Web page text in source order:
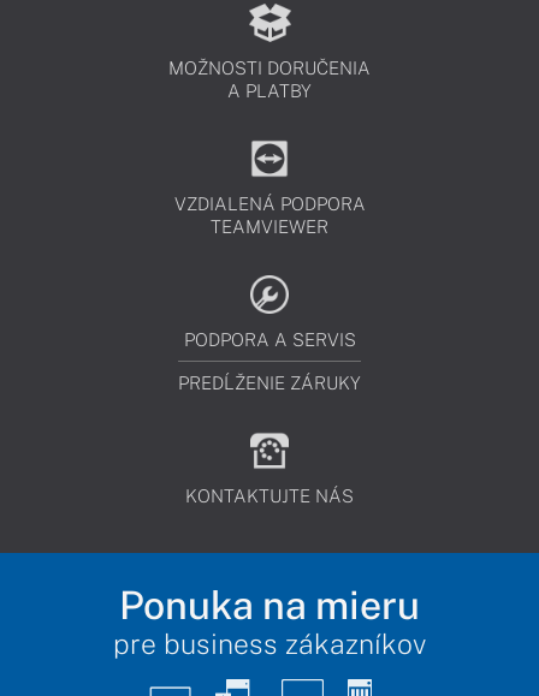
MOŽNOSTI DORUČENIA
A PLATBY
VZDIALENÁ PODPORA
TEAMVIEWER
PODPORA A SERVIS
PREDĹŽENIE ZÁRUKY
KONTAKTUJTE NÁS
Ponuka na mieru
pre business zákazníkov